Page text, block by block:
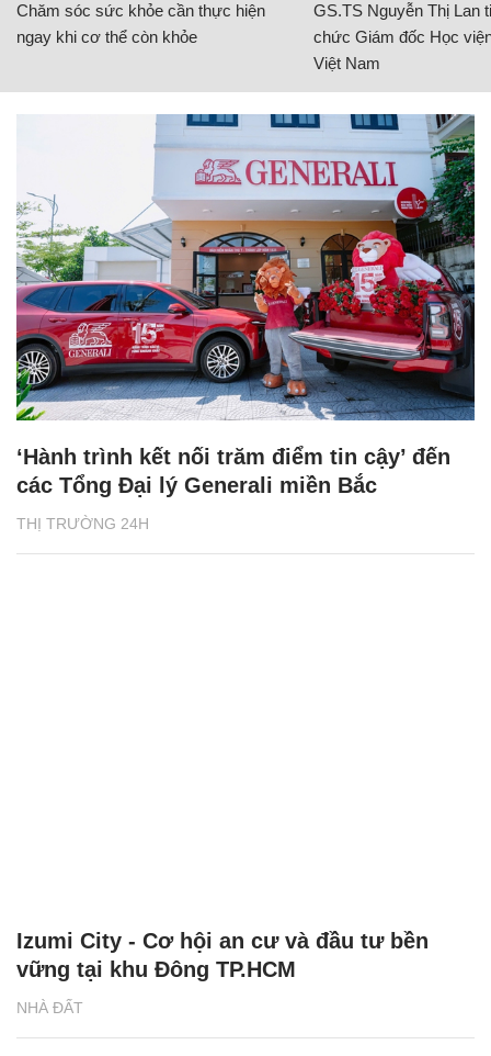
Chăm sóc sức khỏe cần thực hiện
ngay khi cơ thể còn khỏe
GS.TS Nguyễn Thị Lan
chức Giám đốc Học
Việt Nam
THỊ TRƯỜNG 24H
‘Hành trình kết nối trăm điểm tin cậy’ đến
các Tổng Đại lý Generali miền Bắc
NHÀ ĐẤT
Izumi City - Cơ hội an cư và đầu tư bền
vững tại khu Đông TP.HCM